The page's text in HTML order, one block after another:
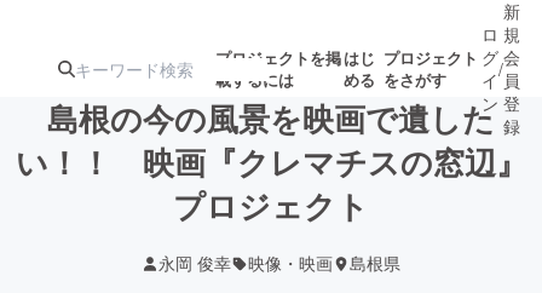
プロジェクトを掲
載するには
はじ
める
プロジェクト
をさがす
注目の新着プロ募集終了が近いプ
ロ
グ
イ
ン
/
新
規
会
員
登
録
島根の今の風景を映画で遺した
い！！ 映画『クレマチスの窓辺』
プロジェクト
永岡 俊幸 映像・映画 島根県